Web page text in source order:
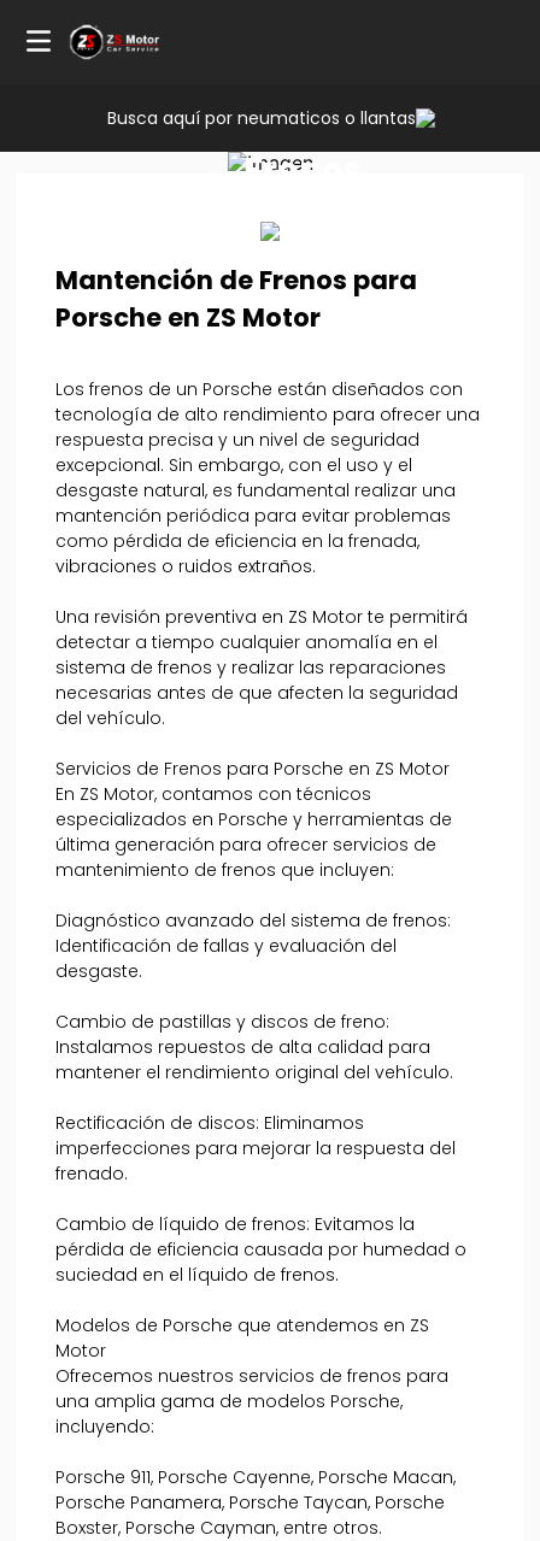
Busca aquí por neumaticos o llantas
Servicio
Frenos
Porsche
Mantención de Frenos para
Porsche en ZS Motor
Los frenos de un Porsche están diseñados con
tecnología de alto rendimiento para ofrecer una
respuesta precisa y un nivel de seguridad
excepcional. Sin embargo, con el uso y el
desgaste natural, es fundamental realizar una
mantención periódica para evitar problemas
como pérdida de eficiencia en la frenada,
vibraciones o ruidos extraños.
Una revisión preventiva en ZS Motor te permitirá
detectar a tiempo cualquier anomalía en el
sistema de frenos y realizar las reparaciones
necesarias antes de que afecten la seguridad
del vehículo.
Servicios de Frenos para Porsche en ZS Motor
En ZS Motor, contamos con técnicos
especializados en Porsche y herramientas de
última generación para ofrecer servicios de
mantenimiento de frenos que incluyen:
Diagnóstico avanzado del sistema de frenos:
Identificación de fallas y evaluación del
desgaste.
Cambio de pastillas y discos de freno:
Instalamos repuestos de alta calidad para
mantener el rendimiento original del vehículo.
Rectificación de discos: Eliminamos
imperfecciones para mejorar la respuesta del
frenado.
Cambio de líquido de frenos: Evitamos la
pérdida de eficiencia causada por humedad o
suciedad en el líquido de frenos.
Modelos de Porsche que atendemos en ZS
Motor
Ofrecemos nuestros servicios de frenos para
una amplia gama de modelos Porsche,
incluyendo:
Porsche 911, Porsche Cayenne, Porsche Macan,
Porsche Panamera, Porsche Taycan, Porsche
Boxster, Porsche Cayman, entre otros.